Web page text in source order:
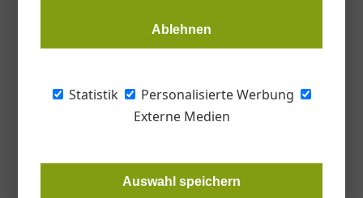
Ablehnen
Statistik
Personalisierte Werbung
Externe Medien
Auswahl speichern
Vorschriften. Die Verantwortlichkeit des
gewerberechtlichen Geschäftsführers ist zivilrechtlich
Fraglich ist, ob sich die zivilrechtliche